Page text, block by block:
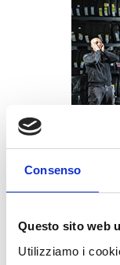
Consenso
Questo sito web
Utilizziamo i